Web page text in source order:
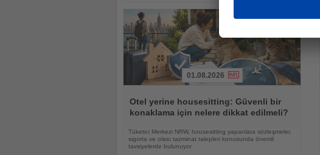
Oku
01.08.2026
Otel yerine housesitting: Güvenli bir
konaklama için nelere dikkat edilmeli?
Tüketici Merkezi NRW, housesitting yapanlara sözleşmeler,
sigorta ve olası tazminat talepleri konusunda önemli
tavsiyelerde bulunuyor